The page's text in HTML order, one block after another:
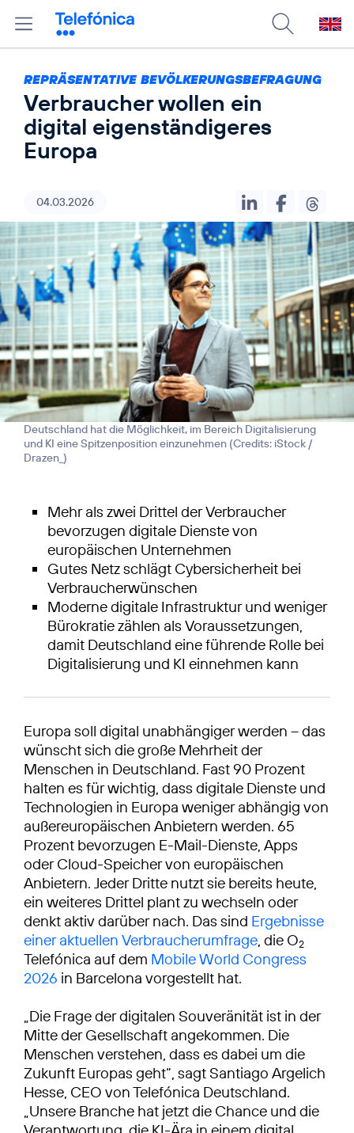
REPRÄSENTATIVE BEVÖLKERUNGSBEFRAGUNG
Verbraucher wollen ein
digital eigenständigeres
Europa
04.03.2026
Deutschland hat die Möglichkeit, im Bereich Digitalisierung
und KI eine Spitzenposition einzunehmen (Credits: iStock /
Drazen_ )
Mehr als zwei Drittel der Verbraucher
bevorzugen digitale Dienste von
europäischen Unternehmen
Gutes Netz schlägt Cybersicherheit bei
Verbraucherwünschen
Moderne digitale Infrastruktur und weniger
Bürokratie zählen als Voraussetzungen,
damit Deutschland eine führende Rolle bei
Digitalisierung und KI einnehmen kann
Europa soll digital unabhängiger werden – das
wünscht sich die große Mehrheit der
Menschen in Deutschland. Fast 90 Prozent
halten es für wichtig, dass digitale Dienste und
Technologien in Europa weniger abhängig von
außereuropäischen Anbietern werden. 65
Prozent bevorzugen E-Mail-Dienste, Apps
oder Cloud-Speicher von europäischen
Anbietern. Jeder Dritte nutzt sie bereits heute,
ein weiteres Drittel plant zu wechseln oder
denkt aktiv darüber nach. Das sind Ergebnisse
einer aktuellen Verbraucherumfrage , die O2
Telefónica auf dem Mobile World Congress
2026 in Barcelona vorgestellt hat.
„Die Frage der digitalen Souveränität ist in der
Mitte der Gesellschaft angekommen. Die
Menschen verstehen, dass es dabei um die
Zukunft Europas geht“, sagt Santiago Argelich
Hesse, CEO von Telefónica Deutschland.
„Unsere Branche hat jetzt die Chance und die